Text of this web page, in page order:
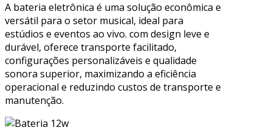
A bateria eletrônica é uma solução econômica e
versátil para o setor musical, ideal para
estúdios e eventos ao vivo. com design leve e
durável, oferece transporte facilitado,
configurações personalizáveis e qualidade
sonora superior, maximizando a eficiência
operacional e reduzindo custos de transporte e
manutenção.